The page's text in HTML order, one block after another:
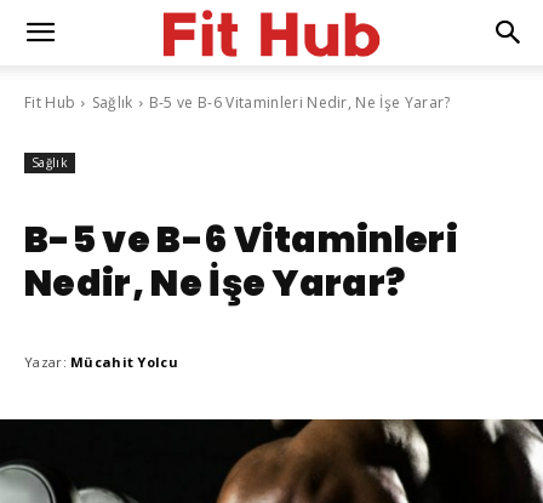
Fit Hub Sağlık B-5 ve B-6 Vitaminleri Nedir, Ne İşe Yarar?
Sağlık
B-5 ve B-6 Vitaminleri
Nedir, Ne İşe Yarar?
Yazar: Mücahit Yolcu